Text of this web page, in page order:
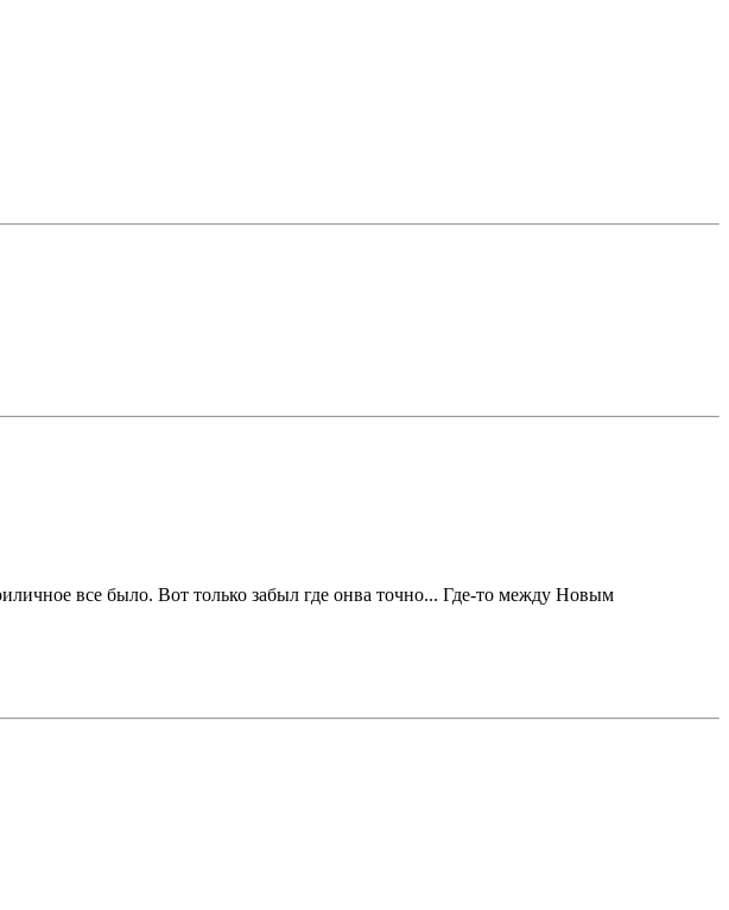
все было. Вот только забыл где онва точно... Где-то между Новым